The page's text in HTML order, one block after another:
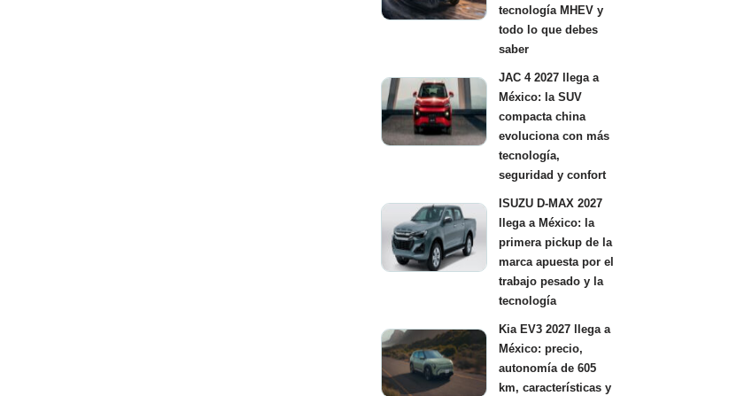
tecnología MHEV y
todo lo que debes
saber
JAC 4 2027 llega a
México: la SUV
compacta china
evoluciona con más
tecnología,
seguridad y confort
ISUZU D-MAX 2027
llega a México: la
primera pickup de la
marca apuesta por el
trabajo pesado y la
tecnología
Kia EV3 2027 llega a
México: precio,
autonomía de 605
km, características y